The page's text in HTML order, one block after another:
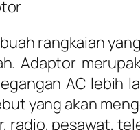
rangkaian
Adaptor
AC lebih
yang akan
radio, pesawat,